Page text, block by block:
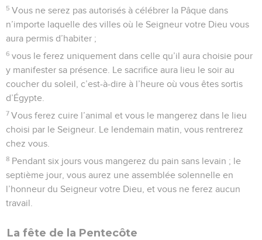
5 Vous ne serez pas autorisés à célébrer la Pâque dans
n’importe laquelle des villes où le Seigneur votre Dieu vous
aura permis d’habiter ;
6 vous le ferez uniquement dans celle qu’il aura choisie pour
y manifester sa présence. Le sacrifice aura lieu le soir au
coucher du soleil, c’est-à-dire à l’heure où vous êtes sortis
d’Égypte.
7 Vous ferez cuire l’animal et vous le mangerez dans le lieu
choisi par le Seigneur. Le lendemain matin, vous rentrerez
chez vous.
8 Pendant six jours vous mangerez du pain sans levain ; le
septième jour, vous aurez une assemblée solennelle en
l’honneur du Seigneur votre Dieu, et vous ne ferez aucun
travail.
La fête de la Pentecôte